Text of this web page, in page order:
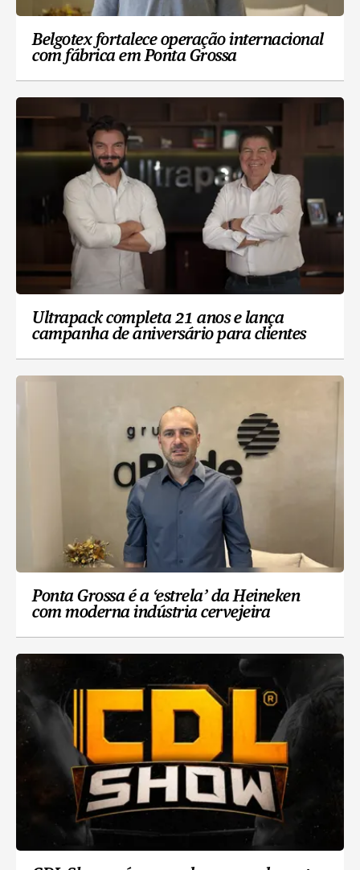
Belgotex fortalece operação internacional
com fábrica em Ponta Grossa
Ultrapack completa 21 anos e lança
campanha de aniversário para clientes
Ponta Grossa é a ‘estrela’ da Heineken
com moderna indústria cervejeira